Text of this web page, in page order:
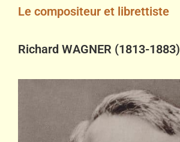
Le compositeur et librettiste
Richard WAGNER (1813-1883)